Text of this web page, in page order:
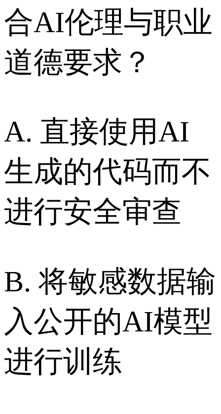
合AI伦理与职业
道德要求？
A. 直接使用AI
生成的代码而不
进行安全审查
B. 将敏感数据输
入公开的AI模型
进行训练